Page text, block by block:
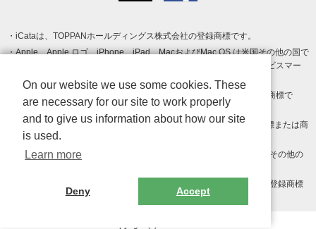
iCataは、TOPPANホールディングス株式会社の登録商標です。
Apple、Apple ロゴ、iPhone、iPad、MacおよびMac OS は米国その他の国で
登録された Apple Inc. の商標です。App Store は Apple Inc. のサービスマー
クです。
Android、Google Play および Google Play ロゴ は Google LLC の商標で
す。
Windows は Microsoft Inc.の米国およびその他の国における登録商標または商
標です。
Adobe、Adobe Reader、Adobe PDF は、Adobe Inc.の米国およびその他の
その他、記載されている会社名、商品名、ロゴは各社の商標または登録商標
On our website we use some cookies. These
are necessary for our site to work properly
and to give us information about how our site
is used.
Learn more
Deny Accept